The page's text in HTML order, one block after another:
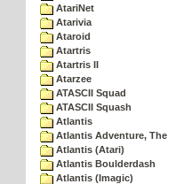
AtariNet
Atarivia
Ataroid
Atartris
Atartris II
Atarzee
ATASCII Squad
ATASCII Squash
Atlantis
Atlantis Adventure, The
Atlantis (Atari)
Atlantis Boulderdash
Atlantis (Imagic)